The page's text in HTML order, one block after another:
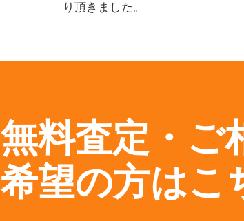
り頂きました。
無料査定・ご
希望の方はこ